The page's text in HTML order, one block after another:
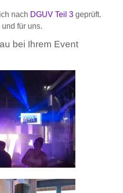
nach DGUV Teil 3 geprüft.
für uns.
bei Ihrem Event